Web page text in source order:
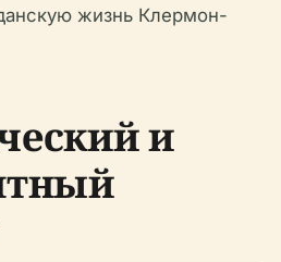
жизнь Клермон-
и